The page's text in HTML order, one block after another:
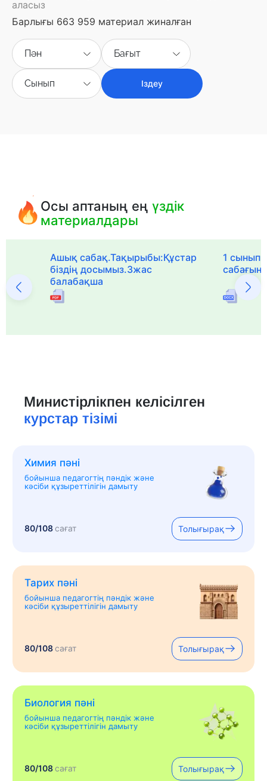
аласыз
Барлығы 663 959 материал жиналған
Пән Бағыт
Сынып Іздеу
Осы аптаның еңүздік
материалдары
Ашық сабақ.Тақырыбы:Құстар
біздің досымыз.3жас
балабақша
1
Министірлікпен келісілген
курстар тізімі
Химия пәні
бойынша педагогтің пәндік және
кәсіби құзыреттілігін дамыту
80/108сағат Толығырақ
Тарих пәні
бойынша педагогтің пәндік және
кәсіби құзыреттілігін дамыту
80/108сағат Толығырақ
Биология пәні
бойынша педагогтің пәндік және
кәсіби құзыреттілігін дамыту
80/108сағат Толығырақ